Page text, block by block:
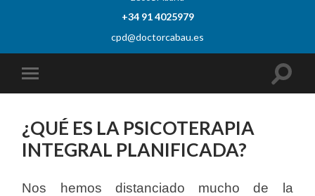
+34 91 4025979
cpd@doctorcabau.es
¿QUÉ ES LA PSICOTERAPIA
INTEGRAL PLANIFICADA?
Nos hemos distanciado mucho de la